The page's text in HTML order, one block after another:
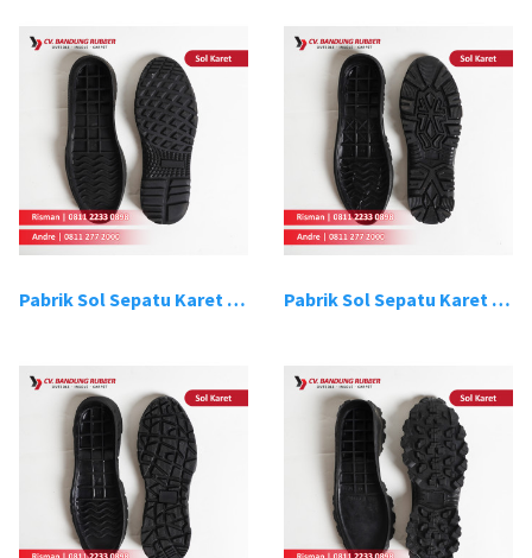
Pabrik Sol Sepatu Karet Bandung 13 Pabrik Sol Sepatu Karet Bandung 14